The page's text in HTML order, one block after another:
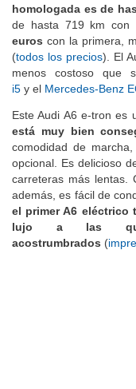
homologada es de
de hasta 719 km
euros con la primera,
(todos los precios). El
menos costoso que
i5 y el Mercedes-Benz
Este Audi A6 e-tron es
está muy bien
comodidad de
opcional. Es delicioso
carreteras más lentas.
además, es fácil de
el primer A6 eléctrico
lujo a las
acostrumbrados (